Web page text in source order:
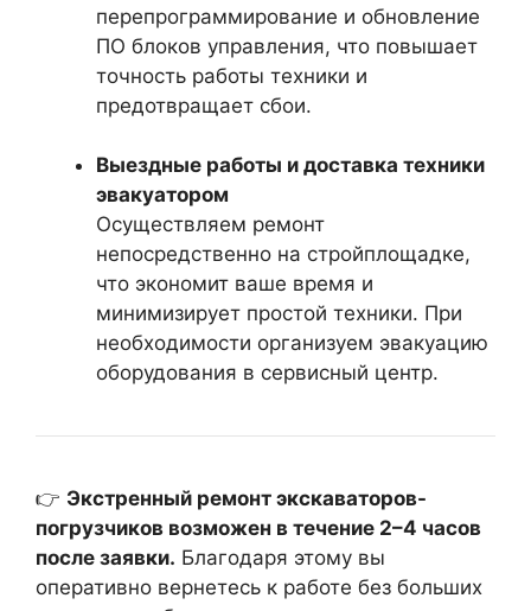
перепрограммирование и обновление
ПО блоков управления, что повышает
точность работы техники и
предотвращает сбои.
Выездные работы и доставка техники
эвакуатором
Осуществляем ремонт
непосредственно на стройплощадке,
что экономит ваше время и
минимизирует простой техники. При
необходимости организуем эвакуацию
оборудования в сервисный центр.
👉 Экстренный ремонт экскаваторов-
погрузчиков возможен в течение 2–4 часов
после заявки. Благодаря этому вы
оперативно вернетесь к работе без больших